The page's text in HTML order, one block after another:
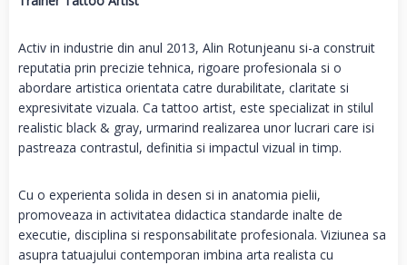
Activ in industrie din anul 2013, Alin Rotunjeanu si-a construit
reputatia prin precizie tehnica, rigoare profesionala si o
abordare artistica orientata catre durabilitate, claritate si
expresivitate vizuala. Ca tattoo artist, este specializat in stilul
realistic black & gray, urmarind realizarea unor lucrari care isi
pastreaza contrastul, definitia si impactul vizual in timp.
Cu o experienta solida in desen si in anatomia pielii,
promoveaza in activitatea didactica standarde inalte de
executie, disciplina si responsabilitate profesionala. Viziunea sa
asupra tatuajului contemporan imbina arta realista cu